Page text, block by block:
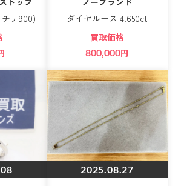
ナ900)
ダイヤルース 4.650ct
買取価格
800,000円
2025.08.27